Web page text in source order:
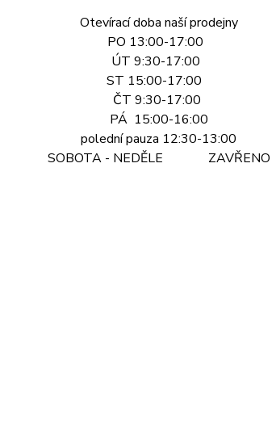
Otevírací doba naší prodejny
PO 13:00-17:00
ÚT 9:30-17:00
ST 15:00-17:00
ČT 9:30-17:00
PÁ 15:00-16:00
polední pauza 12:30-13:00
SOBOTA - NEDĚLE ZAVŘENO